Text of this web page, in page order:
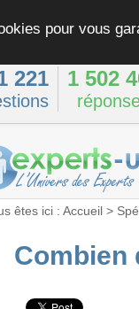
pour vous
221 1 502
êtes ici : Accueil>
Combien